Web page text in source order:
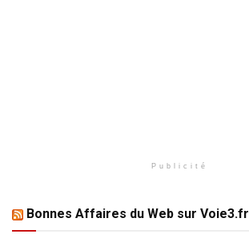
Publicité
Bonnes Affaires du Web sur Voie3.fr